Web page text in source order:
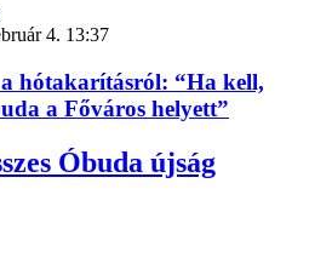
4. 13:37
hótakarításról: “Ha kell,
a Főváros helyett”
Óbuda újság